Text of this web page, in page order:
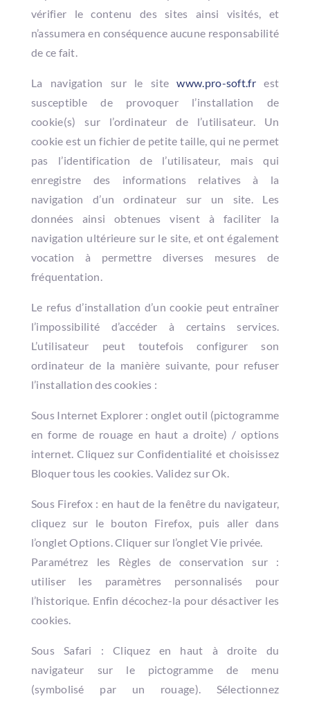
vérifier le contenu des sites ainsi visités, et
n’assumera en conséquence aucune responsabilité
de ce fait.
La navigation sur le sitewww.pro-soft.fr est
susceptible de provoquer l’installation de
cookie(s) sur l’ordinateur de l’utilisateur. Un
cookie est un fichier de petite taille, qui ne permet
pas l’identification de l’utilisateur, mais qui
enregistre des informations relatives à la
navigation d’un ordinateur sur un site. Les
données ainsi obtenues visent à faciliter la
navigation ultérieure sur le site, et ont également
vocation à permettre diverses mesures de
fréquentation.
Le refus d’installation d’un cookie peut entraîner
l’impossibilité d’accéder à certains services.
L’utilisateur peut toutefois configurer son
ordinateur de la manière suivante, pour refuser
l’installation des cookies :
Sous Internet Explorer : onglet outil (pictogramme
en forme de rouage en haut a droite) / options
internet. Cliquez sur Confidentialité et choisissez
Bloquer tous les cookies. Validez sur Ok.
Sous Firefox : en haut de la fenêtre du navigateur,
cliquez sur le bouton Firefox, puis aller dans
l’onglet Options. Cliquer sur l’onglet Vie privée.
Paramétrez les Règles de conservation sur :
utiliser les paramètres personnalisés pour
l’historique. Enfin décochez-la pour désactiver les
cookies.
Sous Safari : Cliquez en haut à droite du
navigateur sur le pictogramme de menu
(symbolisé par un rouage). Sélectionnez